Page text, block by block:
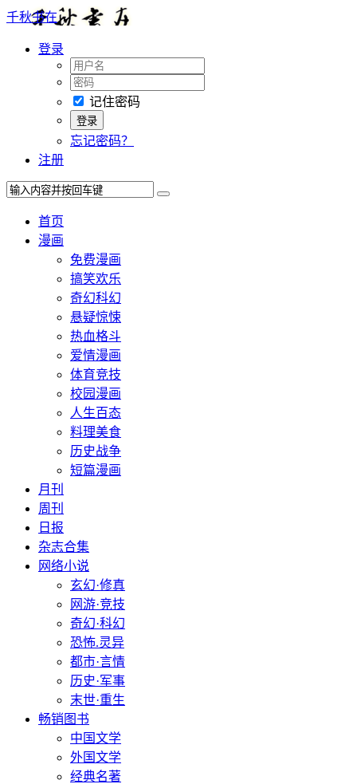
千秋书在
登录
记住密码
忘记密码？
注册
首页
漫画
免费漫画
搞笑欢乐
奇幻科幻
悬疑惊悚
热血格斗
爱情漫画
体育竞技
校园漫画
人生百态
料理美食
历史战争
短篇漫画
月刊
周刊
日报
杂志合集
网络小说
玄幻·修真
网游·竞技
奇幻·科幻
恐怖.灵异
都市·言情
历史·军事
末世·重生
畅销图书
中国文学
外国文学
经典名著